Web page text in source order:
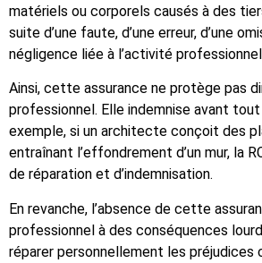
matériels ou corporels causés à des
suite d’une faute, d’une erreur, d’une
négligence liée à l’activité
Ainsi, cette assurance ne protège pas
professionnel. Elle indemnise avant
exemple, si un architecte conçoit des
entraînant l’effondrement d’un mur, la
de réparation et d’indemnisation.
En revanche, l’absence de cette
professionnel à des conséquences
réparer personnellement les préjudices